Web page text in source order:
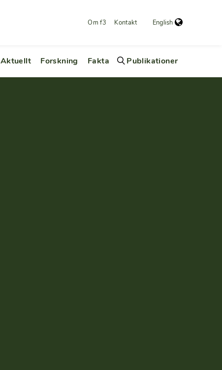
Om f3 Kontakt English
Aktuellt Forskning Fakta Publikationer